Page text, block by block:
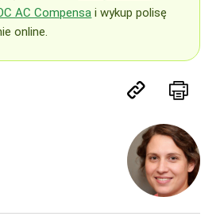
AC Compensa i wykup polisę
online.